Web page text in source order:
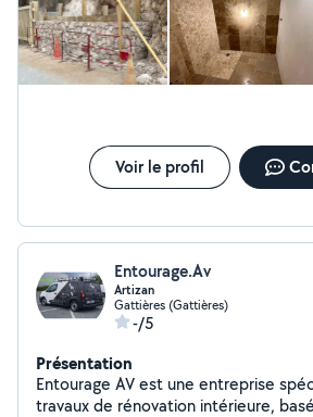
Voir le profil
Entourage.Av
Artizan
Gattières (Gattières)
-/5
Présentation
Entourage AV est une entreprise
travaux de rénovation intérieure,